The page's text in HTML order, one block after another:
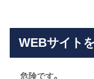
WEBサイト
危険です。